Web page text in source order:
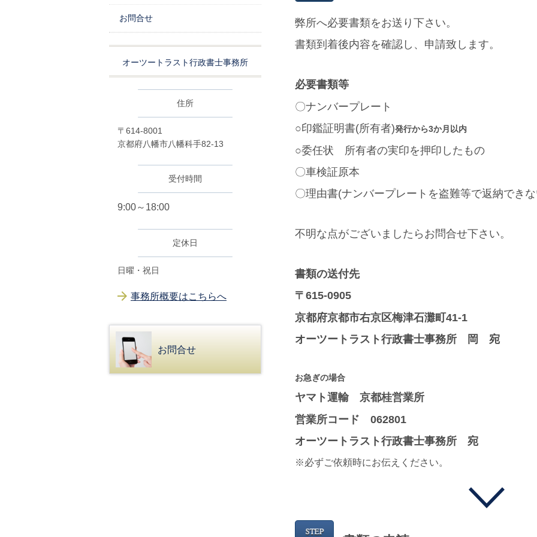
弊所へ必要書類をお送り下さい。
書類到着後内容を確認し、申請致します。
必要書類等
〇ナンバープレート
○印鑑証明書(所有者)発行から3か月以内
○委任状 所有者の実印を押印したもの
〇車検証原本
〇理由書(ナンバープレートを盗難等で返納でき
不明な点がございましたらお問合せ下さい。
書類の送付先
〒615-0905
京都府京都市右京区梅津石灘町41-1
オーツートラスト行政書士事務所 岡 宛
お急ぎの場合
ヤマト運輸 京都桂営業所
営業所コード 062801
オーツートラスト行政書士事務所 宛
※必ずご依頼時にお伝えください。
お問合せ
オーツートラスト行政書士事務所
住所
〒614-8001
京都府八幡市八幡科手82-13
受付時間
9:00～18:00
定休日
日曜・祝日
事務所概要はこちらへ
お問合せ